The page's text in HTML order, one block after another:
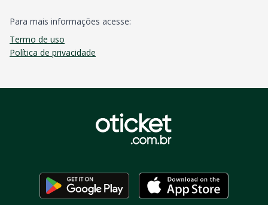
Para mais informações acesse:
Termo de uso
Política de privacidade